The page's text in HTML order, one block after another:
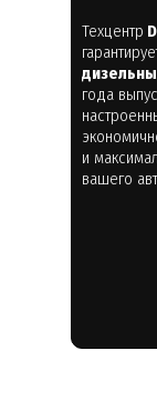
Техцентр
года
и
вашего